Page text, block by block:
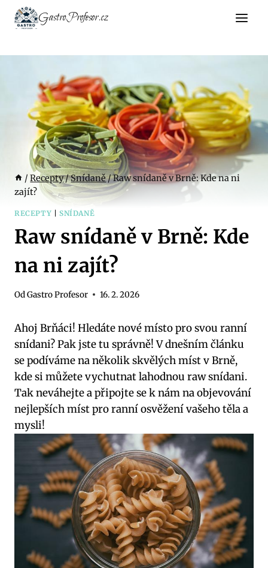
Přeskočit
GastroProfesor.cz
/ Recepty/Snídaně/Raw snídaně v Brně: Kde na ni
zajít?
RECEPTY SNÍDANĚ
Raw snídaně v Brně: Kde
na ni zajít?
OdGastro Profesor 16. 2. 2026
Ahoj Brňáci! Hledáte nové místo pro svou ranní
snídani? Pak jste tu správně! V dnešním článku
se podíváme na několik skvělých míst v Brně,
kde si můžete vychutnat lahodnou raw snídani.
Tak neváhejte a připojte se k nám na objevování
nejlepších míst pro ranní osvěžení vašeho těla a
mysli!